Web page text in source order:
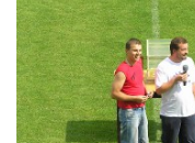
FKD B
STARŠÍ DOROST